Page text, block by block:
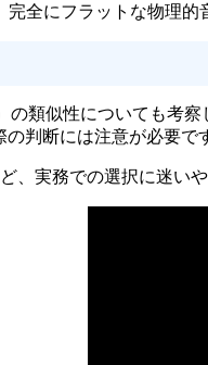
全にフラットな物理的
類似性についても考
判断には注意が必要で
、実務での選択に迷